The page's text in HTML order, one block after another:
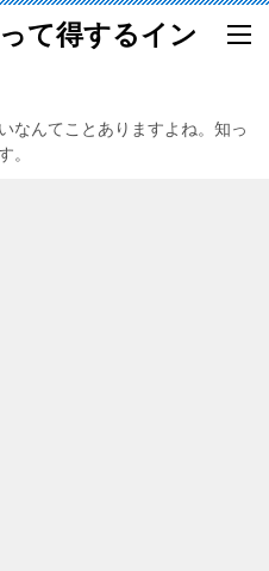
て得するイン
なんてことありますよね。知っ
。